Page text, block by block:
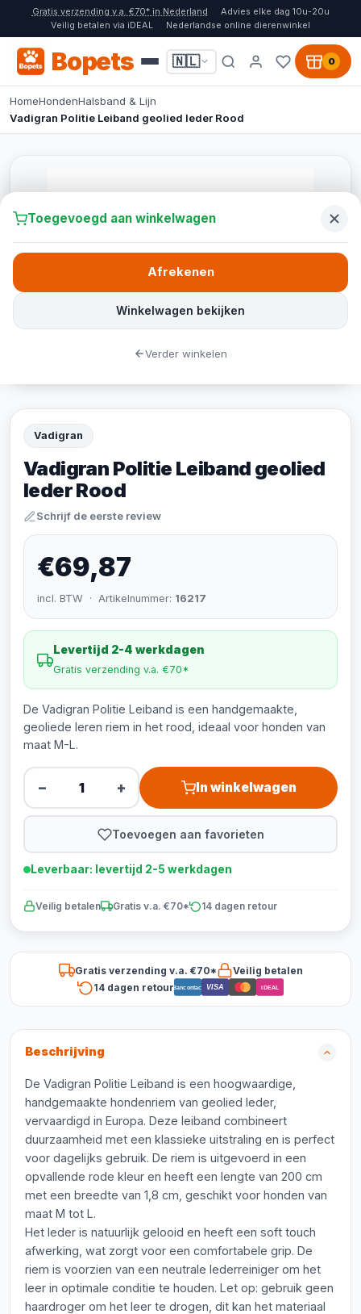
Gratis verzending v.a. €70* in Nederland
Advies elke dag 10u-20u
Veilig betalen via iDEAL
Nederlandse online dierenwinkel
Bopets 🇳🇱 0
HomeHondenHalsband & Lijn
Vadigran Politie Leiband geolied leder Rood
Vadigran
Vadigran Politie Leiband geolied
leder Rood
Schrijf de eerste review
€69,87
incl. BTW · Artikelnummer: 16217
Levertijd 2-4 werkdagen
Gratis verzending v.a. €70*
De Vadigran Politie Leiband is een handgemaakte,
geoliede leren riem in het rood, ideaal voor honden van
maat M-L.
− + In winkelwagen
Toevoegen aan favorieten
Leverbaar: levertijd 2-5 werkdagen
Veilig betalen Gratis v.a. €70* 14 dagen retour
Gratis verzending v.a. €70*
Veilig betalen
14 dagen retourBancontact VISA iDEAL
Beschrijving
De Vadigran Politie Leiband is een hoogwaardige,
handgemaakte hondenriem van geolied leder,
vervaardigd in Europa. Deze leiband combineert
duurzaamheid met een klassieke uitstraling en is perfect
voor dagelijks gebruik. De riem is uitgevoerd in een
opvallende rode kleur en heeft een lengte van 200 cm
met een breedte van 1,8 cm, geschikt voor honden van
maat M tot L.
Het leder is natuurlijk gelooid en heeft een soft touch
afwerking, wat zorgt voor een comfortabele grip. De
riem is voorzien van een neutrale lederreiniger om het
leer in optimale conditie te houden. Let op: gebruik geen
haardroger om het leer te drogen, dit kan het materiaal
Toegevoegd aan winkelwagen
Winkelwagen bekijken
Afrekenen
Verder winkelen